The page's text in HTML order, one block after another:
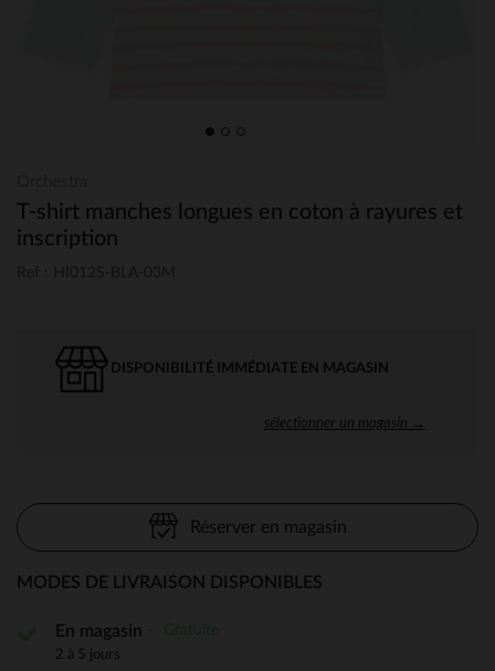
T-shirt manches longues en coton à rayures et
inscription
DISPONIBILITÉ IMMÉDIATE EN MAGASIN
sélectionner un magasin →
Réserver en magasin
MODES DE LIVRAISON DISPONIBLES
En magasin
2 à 5 jours